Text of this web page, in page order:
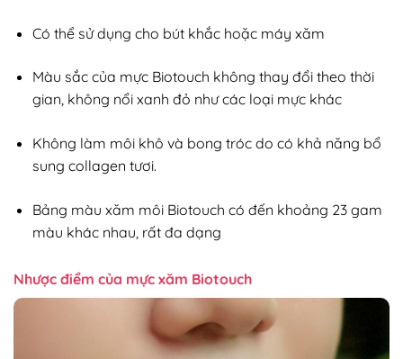
Có thể sử dụng cho bút khắc hoặc máy xăm
Màu sắc của mực Biotouch không thay đổi theo thời
gian, không nổi xanh đỏ như các loại mực khác
Không làm môi khô và bong tróc do có khả năng bổ
sung collagen tươi.
Bảng màu xăm môi Biotouch có đến khoảng 23 gam
màu khác nhau, rất đa dạng
Nhược điểm của mực xăm Biotouch